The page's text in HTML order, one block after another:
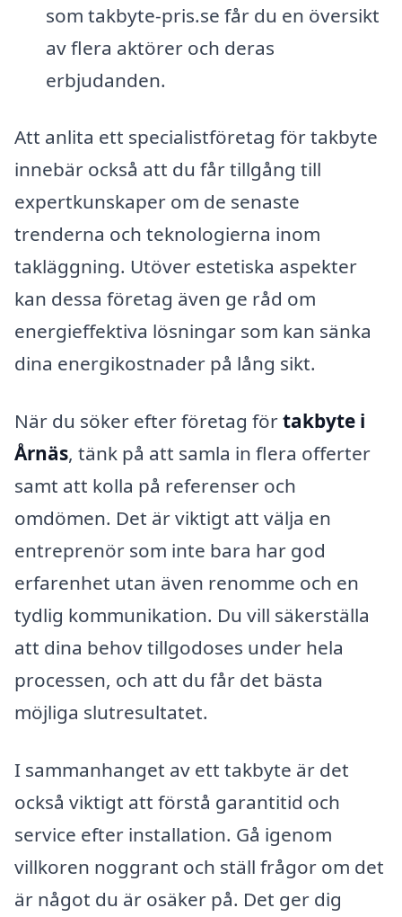
som takbyte-pris.se får du en översikt
av flera aktörer och deras
erbjudanden.
Att anlita ett specialistföretag för takbyte
innebär också att du får tillgång till
expertkunskaper om de senaste
trenderna och teknologierna inom
takläggning. Utöver estetiska aspekter
kan dessa företag även ge råd om
energieffektiva lösningar som kan sänka
dina energikostnader på lång sikt.
När du söker efter företag förtakbyte i
Årnäs, tänk på att samla in flera offerter
samt att kolla på referenser och
omdömen. Det är viktigt att välja en
entreprenör som inte bara har god
erfarenhet utan även renomme och en
tydlig kommunikation. Du vill säkerställa
att dina behov tillgodoses under hela
processen, och att du får det bästa
möjliga slutresultatet.
I sammanhanget av ett takbyte är det
också viktigt att förstå garantitid och
service efter installation. Gå igenom
villkoren noggrant och ställ frågor om det
är något du är osäker på. Det ger dig